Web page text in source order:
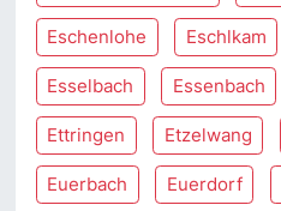
Eschenlohe Eschlkam
Esselbach Essenbach
Ettringen Etzelwang
Euerbach Euerdorf